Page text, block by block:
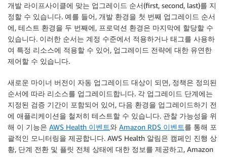
개발 라이프사이클에 맞는 업그레이드 순서(first, second, last)를 지
정할 수 있습니다. 예를 들어, 개발 환경을 첫 번째 업그레이드 순서
에, 테스트 환경을 두 번째에, 프로덕션 환경은 마지막에 할당할 수
있습니다. 이러한 순서는 계정 수준에서 적용하거나 태그를 사용하
여 특정 리소스에 적용할 수 있어, 업그레이드 전략에 대한 유연한
제어할 수 있습니다.
새로운 마이너 버전이 자동 업그레이드 대상이 되면, 정책은 정의된
순서에 따라 리소스를 업그레이드합니다. 각 업그레이드 단계에는
지정된 검증 기간이 포함되어 있어, 다음 환경을 업그레이드하기 전
에 애플리케이션을 철저히 테스트할 수 있습니다. 관찰 가능성을 위
해 이 기능은 AWS Health 이벤트와 Amazon RDS 이벤트를 통해 포
괄적인 모니터링을 제공합니다. AWS Health 알림은 캠페인 진행 상
황, 단계 전환 및 플릿 전체 상태에 대한 정보를 제공하고, Amazon